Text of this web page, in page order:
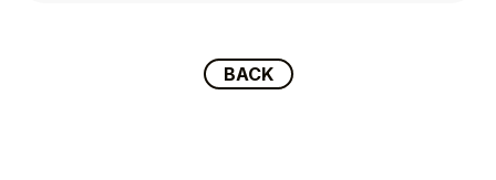
SCHEDULE
BACK